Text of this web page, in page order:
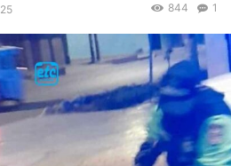
1
844